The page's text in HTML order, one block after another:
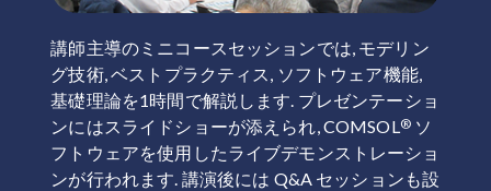
講師主導のミニコースセッションでは, モデリン
グ技術, ベストプラクティス, ソフトウェア機能,
基礎理論を1時間で解説します. プレゼンテーショ
ンにはスライドショーが添えられ, COMSOL®ソ
フトウェアを使用したライブデモンストレーショ
ンが行われます. 講演後には Q&A セッションも設